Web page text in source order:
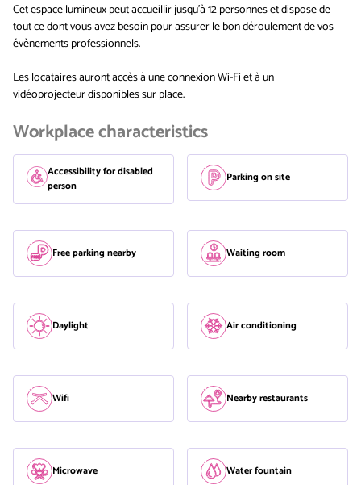
Cet espace lumineux peut accueillir jusqu'à 12 personnes et dispose de
tout ce dont vous avez besoin pour assurer le bon déroulement de vos
évènements professionnels.
Les locataires auront accès à une connexion Wi-Fi et à un
vidéoprojecteur disponibles sur place.
Workplace characteristics
Accessibility for disabled
person
Parking on site
Free parking nearby Waiting room
Daylight Air conditioning
Wifi Nearby restaurants
Microwave Water fountain